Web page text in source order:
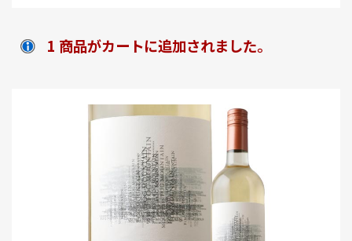
1 商品がカートに追加されました。